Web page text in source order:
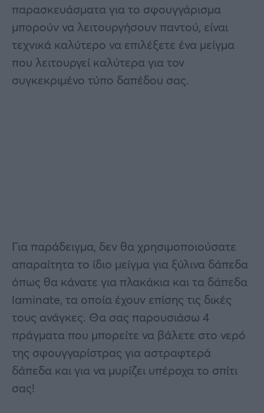
παρασκευάσματα για το σφουγγάρισμα
μπορούν να λειτουργήσουν παντού, είναι
τεχνικά καλύτερο να επιλέξετε ένα μείγμα
που λειτουργεί καλύτερα για τον
συγκεκριμένο τύπο δαπέδου σας.
Για παράδειγμα, δεν θα χρησιμοποιούσατε
απαραίτητα το ίδιο μείγμα για ξύλινα δάπεδα
όπως θα κάνατε για πλακάκια και τα δάπεδα
laminate, τα οποία έχουν επίσης τις δικές
τους ανάγκες. Θα σας παρουσιάσω 4
πράγματα που μπορείτε να βάλετε στο νερό
της σφουγγαρίστρας για αστραφτερά
δάπεδα και για να μυρίζει υπέροχα το σπίτι
σας!